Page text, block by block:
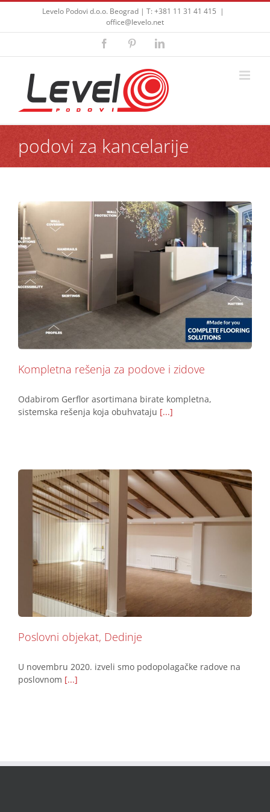
Skip
content
Levelo Podovi d.o.o. Beograd | T: +381 11 31 41 415 |
office@levelo.net
FacebookPinterestLinkedIn
podovi za kancelarije
Kompletna rešenja za podove i zidove
Podovi
Kompletna rešenja za podove i zidove
Odabirom Gerflor asortimana birate kompletna,
sistemska rešenja koja obuhvataju [...]
Poslovni objekat, Dedinje
Podovi
Poslovni objekat, Dedinje
U novembru 2020. izveli smo podopolagačke radove na
poslovnom [...]